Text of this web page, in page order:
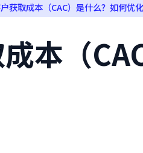
获取成本（CAC）是什么？如何优化
本（